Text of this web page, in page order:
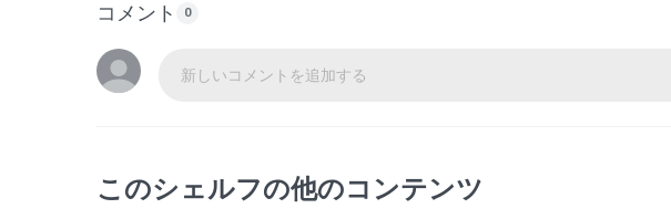
コメント 0
新しいコメントを追加する
このシェルフの他のコンテンツ